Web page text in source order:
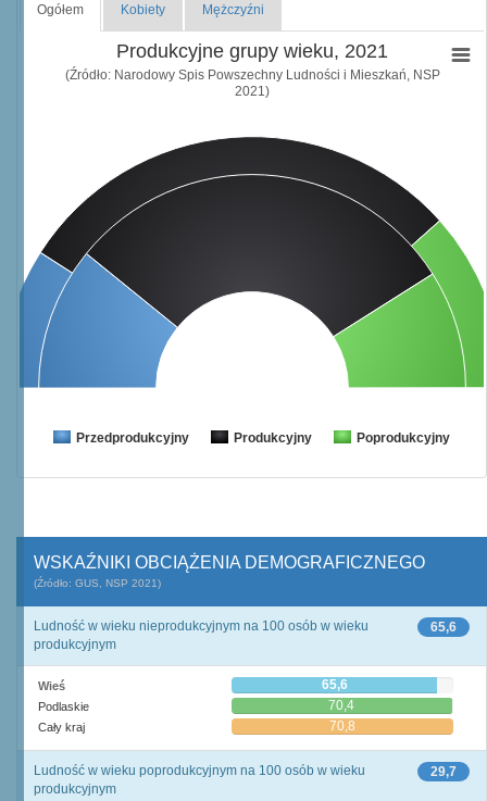
Ogółem Kobiety Mężczyźni
Produkcyjne grupy wieku, 2021
(Źródło: Narodowy Spis Powszechny Ludności i Mieszkań, NSP
2021)
Przedprodukcyjny Produkcyjny Poprodukcyjny
WSKAŹNIKI OBCIĄŻENIA DEMOGRAFICZNEGO
(Źródło: GUS, NSP 2021)
65,6
Ludność w wieku nieprodukcyjnym na 100 osób w wieku
produkcyjnym
Wieś 65,6
Podlaskie 70,4
Cały kraj 70,8
29,7
Ludność w wieku poprodukcyjnym na 100 osób w wieku
produkcyjnym